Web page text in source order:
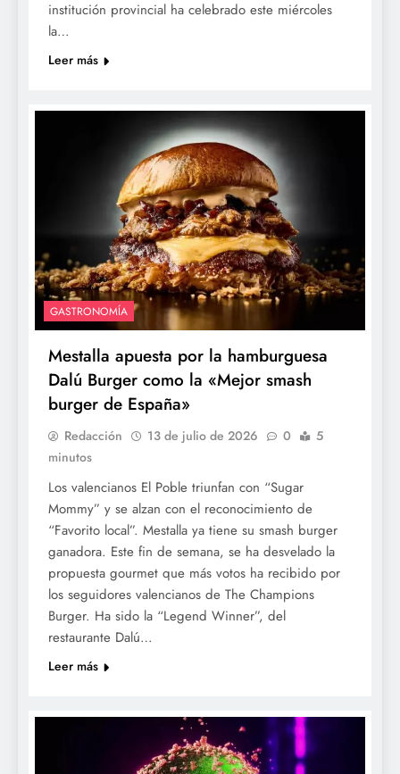
institución provincial ha celebrado este miércoles
la…
Leer más
GASTRONOMÍA
Mestalla apuesta por la hamburguesa
Dalú Burger como la «Mejor smash
burger de España»
Redacción 13 de julio de 2026 0
5
minutos
Los valencianos El Poble triunfan con “Sugar
Mommy” y se alzan con el reconocimiento de
“Favorito local”. Mestalla ya tiene su smash burger
ganadora. Este fin de semana, se ha desvelado la
propuesta gourmet que más votos ha recibido por
los seguidores valencianos de The Champions
Burger. Ha sido la “Legend Winner”, del
restaurante Dalú…
Leer más